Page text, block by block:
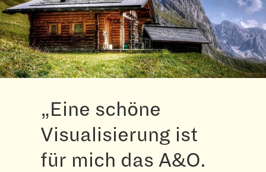
„Eine schöne
Visualisierung ist
für mich das A&O.